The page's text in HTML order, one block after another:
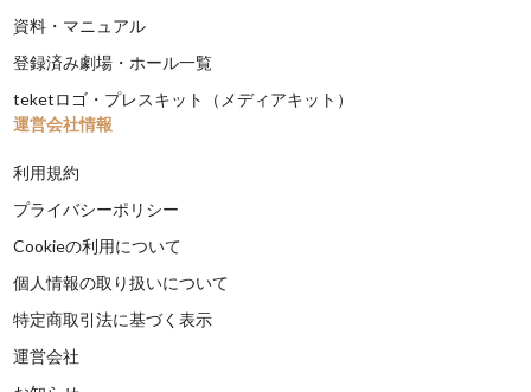
資料・マニュアル
登録済み劇場・ホール一覧
teketロゴ・プレスキット（メディアキット）
運営会社情報
利用規約
プライバシーポリシー
Cookieの利用について
個人情報の取り扱いについて
特定商取引法に基づく表示
運営会社